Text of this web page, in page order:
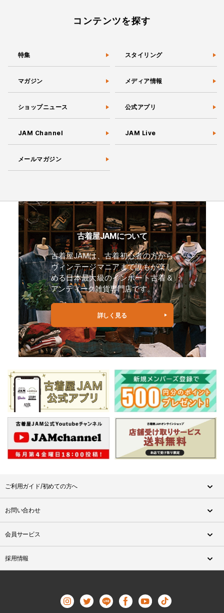
コンテンツを探す
特集 スタイリング
マガジン メディア情報
ショップニュース 公式アプリ
JAM Channel JAM Live
メールマガジン
古着屋JAMについて
古着屋JAMは、古着初心者の方から
ヴィンテージマニアまで誰もが楽し
める日本最大級のインポート古着＆
アンティーク雑貨専門店です。
詳しく見る
ご利用ガイド/初めての方へ
お問い合わせ
会員サービス
採用情報